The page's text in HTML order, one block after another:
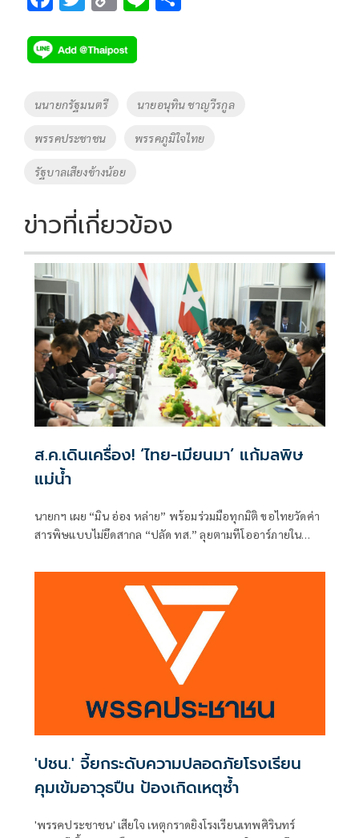
e
b
o
o
k
tt
er
p
y
Li
Tags
นนายกรัฐมนตรี นายอนุทิน ชาญวีรกูล
พรรคประชาชน พรรคภูมิใจไทย
รัฐบาลเสียงข้างน้อย
ข่าวที่เกี่ยวข้อง
ส.ค.เดินเครื่อง! ‘ไทย-เมียนมา’ แก้มลพิษ
แม่นํ้า
นายกฯ เผย “มิน อ่อง หล่าย” พร้อมร่วมมือทุกมิติ ขอไทยวัดค่า
สารพิษแบบไม่ยึดสากล “ปลัด ทส.” ลุยตามทีโออาร์ภายใน
การทูตไทยบนเวทีโลก
'ปชน.' จี้ยกระดับความปลอดภัยโรงเรียน
คุมเข้มอาวุธปืน ป้องเกิดเหตุซ้ำ
'พรรคประชาชน' เสียใจ เหตุกราดยิงโรงเรียนเทพศิรินทร์